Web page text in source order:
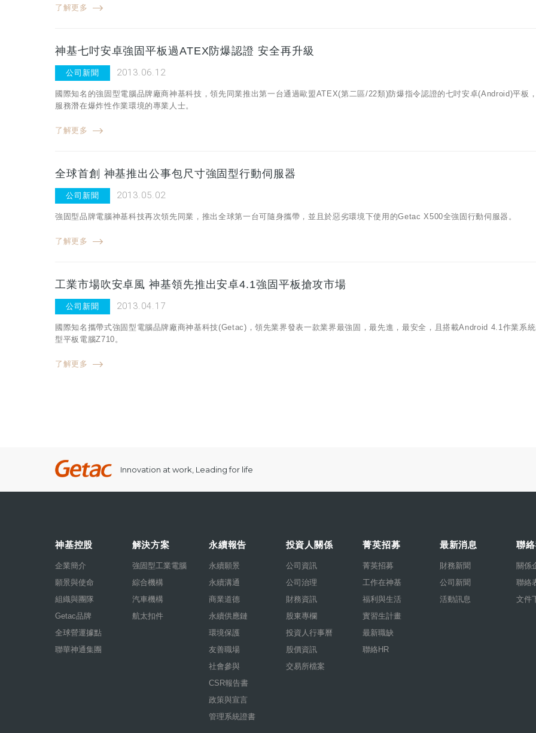
了解更多
神基七吋安卓強固平板過ATEX防爆認證 安全再升級
公司新聞 2013.06.12
國際知名的強固型電腦品牌廠商神基科技，領先同業推出第一台通過歐盟ATEX(第二區/22類)防爆指令認證的七吋安卓(Android)平板
服務潛在爆炸性作業環境的專業人士。
了解更多
全球首創 神基推出公事包尺寸強固型行動伺服器
公司新聞 2013.05.02
強固型品牌電腦神基科技再次領先同業，推出全球第一台可隨身攜帶，並且於惡劣環境下使用的Getac X500全強固行動伺服器。
了解更多
工業市場吹安卓風 神基領先推出安卓4.1強固平板搶攻市場
公司新聞 2013.04.17
國際知名攜帶式強固型電腦品牌廠商神基科技(Getac)，領先業界發表一款業界最強固，最先進，最安全，且搭載Android 4.1作業系
型平板電腦Z710。
了解更多
Innovation at work, Leading for life
神基控股
企業簡介
願景與使命
組織與團隊
Getac品牌
全球營運據點
聯華神通集團
解決方案
強固型工業電腦
綜合機構
汽車機構
航太扣件
永續報告
永續願景
永續溝通
商業道德
永續供應鏈
環境保護
友善職場
社會參與
CSR報告書
政策與宣言
管理系統證書
投資人關係
公司資訊
公司治理
財務資訊
股東專欄
投資人行事曆
股價資訊
交易所檔案
菁英招募
菁英招募
工作在神基
福利與生活
實習生計畫
最新職缺
聯絡HR
最新消息
財務新聞
公司新聞
活動訊息
聯
關係
聯絡
文件